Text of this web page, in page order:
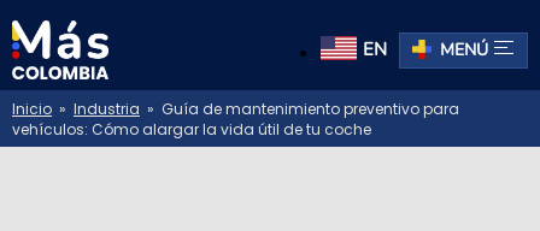
EN MENÚ
Inicio » Industria » Guía de mantenimiento preventivo para
vehículos: Cómo alargar la vida útil de tu coche